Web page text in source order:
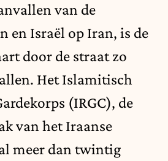
van de
en Israël op Iran, is de
door de straat zo
Het Islamitisch
(IRGC), de
van het Iraanse
meer dan twintig